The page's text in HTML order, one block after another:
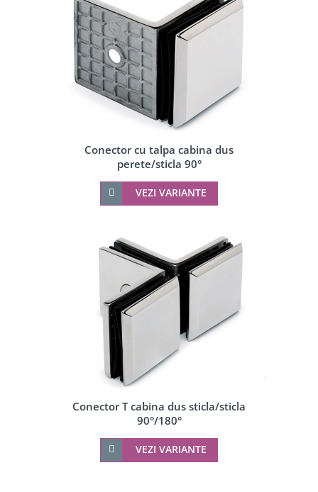
Conector cu talpa cabina dus
perete/sticla 90°
VEZI VARIANTE
Conector T cabina dus sticla/sticla
90°/180°
VEZI VARIANTE